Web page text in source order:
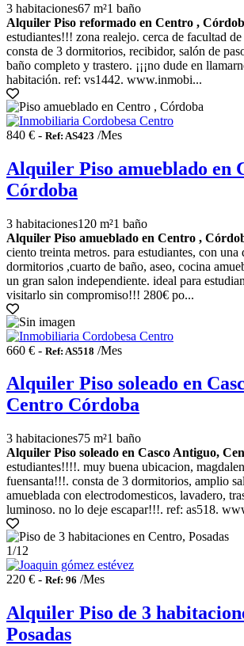
3 habitaciones67 m²1 baño
Alquiler Piso reformado en Centro ,
estudiantes!!! zona realejo. cerca de facultad
consta de 3 dormitorios, recibidor, salón de
baño completo y trastero. ¡¡¡no dude en
habitación. ref: vs1442. www.inmobi...
840 € - Ref: AS423 /Mes
Alquiler Piso amueblado en
Córdoba
3 habitaciones120 m²1 baño
Alquiler Piso amueblado en Centro ,
ciento treinta metros. para estudiantes, con
dormitorios ,cuarto de baño, aseo, cocina
un gran salon independiente. ideal para
visitarlo sin compromiso!!! 280€ po...
660 € - Ref: AS518 /Mes
Alquiler Piso soleado en
Centro Córdoba
3 habitaciones75 m²1 baño
Alquiler Piso soleado en Casco Antiguo,
estudiantes!!!!. muy buena ubicacion,
fuensanta!!!. consta de 3 dormitorios, amplio
amueblada con electrodomesticos, lavadero,
luminoso. no lo deje escapar!!!. ref: as518.
1/12
220 € - Ref: 96 /Mes
Alquiler Piso de 3
Posadas